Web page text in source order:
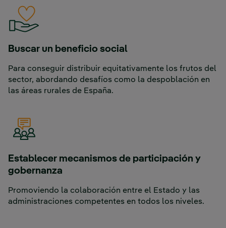
Buscar un beneficio social
Para conseguir distribuir equitativamente los frutos del
sector, abordando desafíos como la despoblación en
las áreas rurales de España.
Establecer mecanismos de participación y
gobernanza
Promoviendo la colaboración entre el Estado y las
administraciones competentes en todos los niveles.